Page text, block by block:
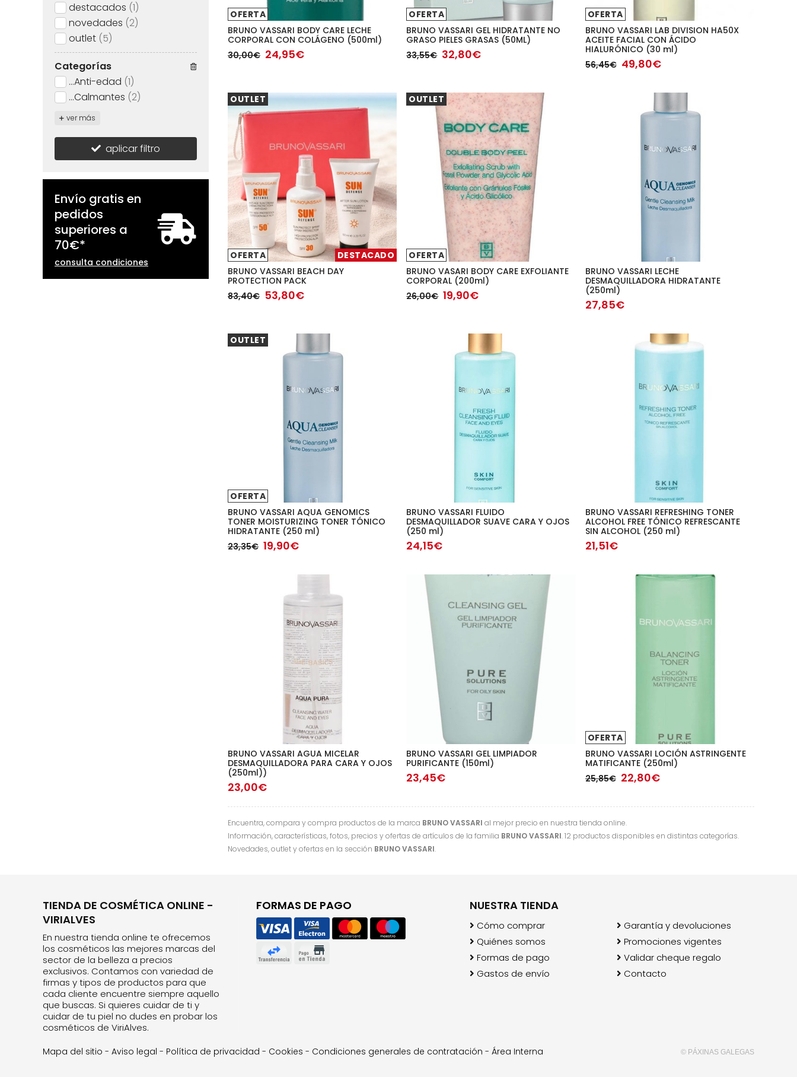
Encuentra, compara y compra productos de la marca BRUNO VASSARI al mejor precio en nuestra tienda online.
Información, características, fotos, precios y ofertas de artículos de la familia BRUNO VASSARI. 12 productos disponibles en distintas categorías.
Novedades, outlet y ofertas en la sección BRUNO VASSARI.
OFERTA
BRUNO VASSARI BODY CARE LECHE
CORPORAL CON COLÁGENO (500ml)
30,00€ 24,95€
OFERTA
BRUNO VASSARI GEL HIDRATANTE NO
GRASO PIELES GRASAS (50ML)
33,55€ 32,80€
OFERTA
BRUNO VASSARI LAB DIVISION HA50X
ACEITE FACIAL CON ÁCIDO
HIALURÓNICO (30 ml)
56,45€ 49,80€
OFERTA DESTACADO
OUTLET
BRUNO VASSARI BEACH DAY
PROTECTION PACK
83,40€ 53,80€
OFERTA
OUTLET
BRUNO VASARI BODY CARE EXFOLIANTE
CORPORAL (200ml)
26,00€ 19,90€
BRUNO VASSARI LECHE
DESMAQUILLADORA HIDRATANTE
(250ml)
27,85€
OFERTA
OUTLET
BRUNO VASSARI AQUA GENOMICS
TONER MOISTURIZING TONER TÓNICO
HIDRATANTE (250 ml)
23,35€ 19,90€
BRUNO VASSARI FLUIDO
DESMAQUILLADOR SUAVE CARA Y OJOS
(250 ml)
24,15€
BRUNO VASSARI REFRESHING TONER
ALCOHOL FREE TÓNICO REFRESCANTE
SIN ALCOHOL (250 ml)
21,51€
BRUNO VASSARI AGUA MICELAR
DESMAQUILLADORA PARA CARA Y OJOS
(250ml))
23,00€
BRUNO VASSARI GEL LIMPIADOR
PURIFICANTE (150ml)
23,45€
OFERTA
BRUNO VASSARI LOCIÓN ASTRINGENTE
MATIFICANTE (250ml)
25,85€ 22,80€
destacados (1)
novedades (2)
outlet (5)
Categorías
...Anti-edad (1)
...Calmantes (2)
ver más
aplicar filtro
Envío gratis en
pedidos
superiores a
70€*
consulta condiciones
TIENDA DE COSMÉTICA ONLINE -
VIRIALVES
En nuestra tienda online te ofrecemos
los cosméticos las mejores marcas del
sector de la belleza a precios
exclusivos. Contamos con variedad de
firmas y tipos de productos para que
cada cliente encuentre siempre aquello
que buscas. Si quieres cuidar de ti y
cuidar de tu piel no dudes en probar los
cosméticos de ViriAlves.
FORMAS DE PAGO NUESTRA TIENDA
Cómo comprar
Quiénes somos
Formas de pago
Gastos de envío
Garantía y devoluciones
Promociones vigentes
Validar cheque regalo
Contacto
Mapa del sitio - Aviso legal - Política de privacidad - Cookies - Condiciones generales de contratación - Área Interna © PÁXINAS GALEGAS